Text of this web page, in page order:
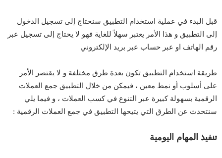
قبل البدء في عملية استخدام التطبيق سنحتاج إلى تسجيل الدخول
إلى التطبيق و هذا الأمر يعتبر سهلاً للغاية فهو لا يحتاج إلى تسجيل عبر
رقم الهاتف او عبر حساب عبر بريد الإلكتروني
طريقة استخدام التطبيق تكون بعدة طرق مختلفة و لا يقتصر الأمر
على أسلوب أو نمط معين ، فيمكن من خلال التطبيق جمع العملات
الرقمية بسهولة كبيرة عبر التنوع في كسب العملات ، و فيما يلي
سنتحدث عن الطرق التي يتيحها التطبيق في جمع العملات الرقمية :
تنفيذ المهام اليومية